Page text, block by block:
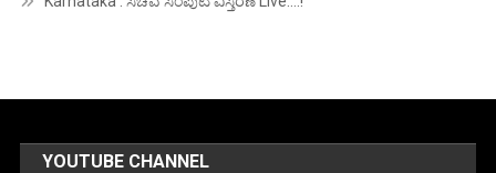
YOUTUBE CHANNEL